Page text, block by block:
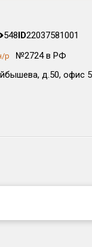
548ID22037581001
р
№2724 в РФ
д.50, офис